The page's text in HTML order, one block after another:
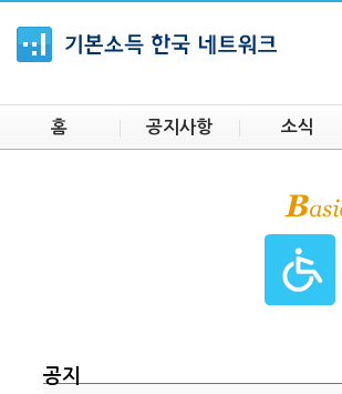
홈 공지사항 소식
공지